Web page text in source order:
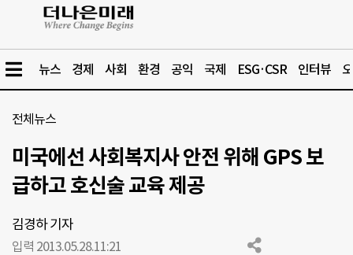
뉴스 경제 사회 환경 공익 국제 ESG·CSR 인터뷰
전체뉴스
미국에선 사회복지사 안전 위해 GPS 보
급하고 호신술 교육 제공
김경하 기자
입력 2013.05.28.11:21